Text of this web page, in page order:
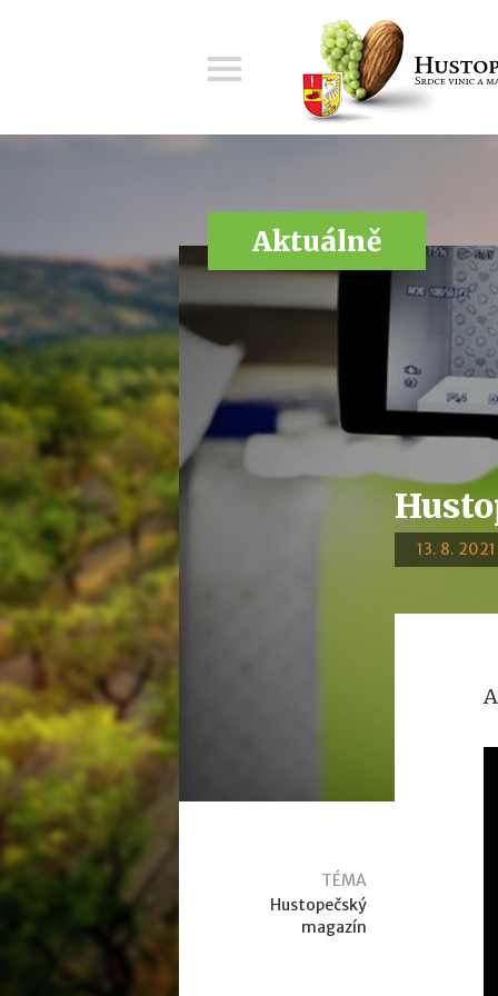
Aktuálně
13. 8.
TÉMA
Hustopečský
magazín